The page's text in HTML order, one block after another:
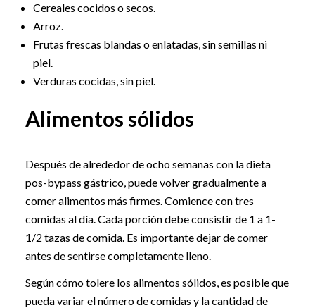
Cereales cocidos o secos.
Arroz.
Frutas frescas blandas o enlatadas, sin semillas ni
piel.
Verduras cocidas, sin piel.
Alimentos sólidos
Después de alrededor de ocho semanas con la dieta
pos-bypass gástrico, puede volver gradualmente a
comer alimentos más firmes. Comience con tres
comidas al día. Cada porción debe consistir de 1 a 1-
1/2 tazas de comida. Es importante dejar de comer
antes de sentirse completamente lleno.
Según cómo tolere los alimentos sólidos, es posible que
pueda variar el número de comidas y la cantidad de